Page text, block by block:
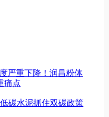
严重下降！润昌粉体
痛点
碳水泥抓住双碳政策